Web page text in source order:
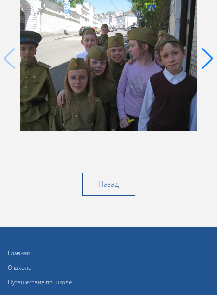
Назад
Главная
О школе
Путешествие по школе